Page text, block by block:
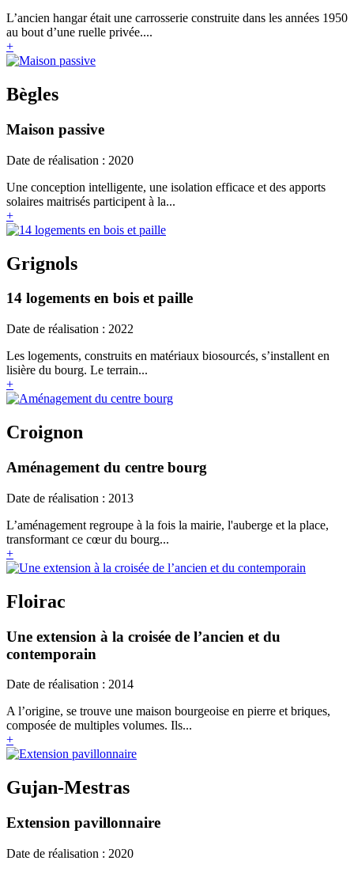
L’ancien hangar était une carrosserie construite dans les années 1950
au bout d’une ruelle privée....
+
Bègles
Maison passive
Date de réalisation : 2020
Une conception intelligente, une isolation efficace et des apports
solaires maitrisés participent à la...
+
Grignols
14 logements en bois et paille
Date de réalisation : 2022
Les logements, construits en matériaux biosourcés, s’installent en
lisière du bourg. Le terrain...
+
Croignon
Aménagement du centre bourg
Date de réalisation : 2013
L’aménagement regroupe à la fois la mairie, l'auberge et la place,
transformant ce cœur du bourg...
+
Floirac
Une extension à la croisée de l’ancien et du
contemporain
Date de réalisation : 2014
A l’origine, se trouve une maison bourgeoise en pierre et briques,
composée de multiples volumes. Ils...
+
Gujan-Mestras
Extension pavillonnaire
Date de réalisation : 2020